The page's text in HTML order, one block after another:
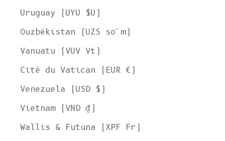
Uruguay (UYU $U)
Ouzbékistan (UZS so'm)
Vanuatu (VUV Vt)
Cité du Vatican (EUR €)
Venezuela (USD $)
Vietnam (VND ₫)
Wallis & Futuna (XPF Fr)